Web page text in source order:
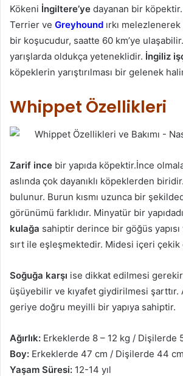
Kökeni İngiltere’ye dayanan bir köpektir.
Terrier ve Greyhound ırkı
bir koşucudur, saatte 60 km’ye
yarışlarda oldukça yeteneklidir. İngiliz
köpeklerin yarıştırılması bir gelenek
Whippet Özellikleri
Zarif ince bir yapıda köpektir.İnce
aslında çok dayanıklı köpeklerden
bulunur. Burun kısmı uzunca bir
görünümü farklıdır. Minyatür bir
kulağa sahiptir derince bir göğüs
sırt ile eşleşmektedir. Midesi içeri çekik
Soğuğa karşı ise dikkat edilmesi
üşüyebilir ve kıyafet giydirilmesi şarttır.
geriye doğru meyilli bir yapıya sahiptir.
Ağırlık: Erkeklerde 8 – 12 kg / Dişilerde
Boy: Erkeklerde 47 cm / Dişilerde 44 cm
Yaşam Süresi: 12-14 yıl